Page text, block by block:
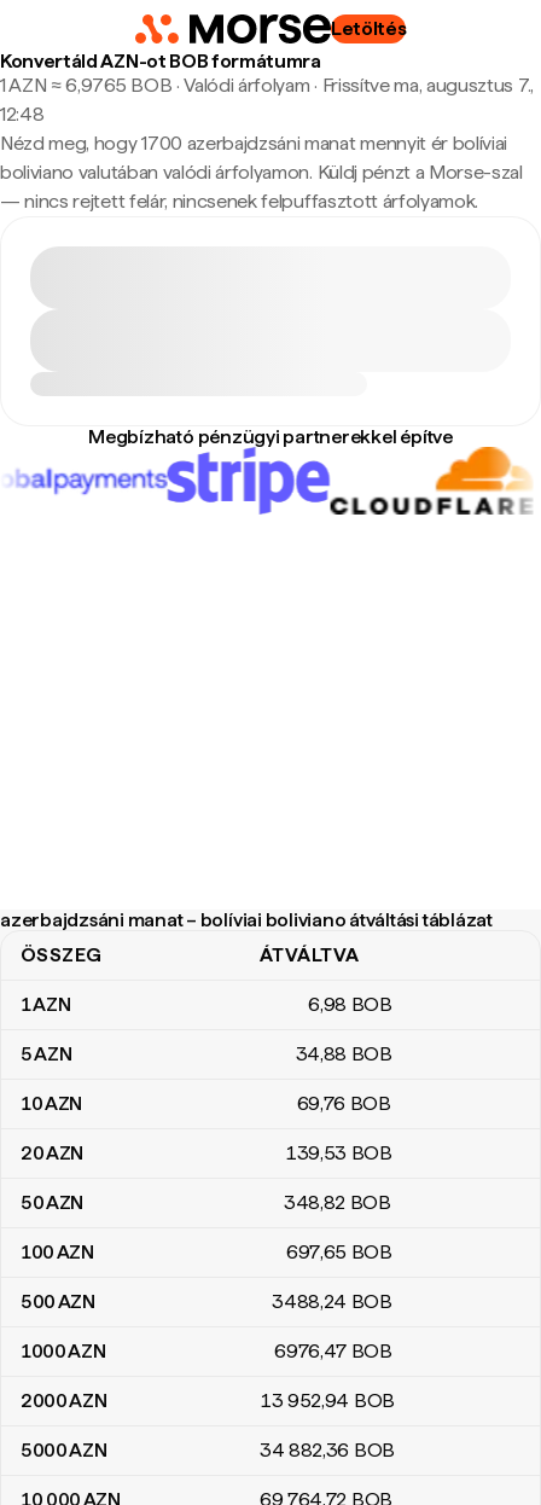
Letöltés
Konvertáld AZN-ot BOB formátumra
1 AZN ≈ 6,9765 BOB · Valódi árfolyam · Frissítve ma, augusztus 7.,
12:48
Nézd meg, hogy 1700 azerbajdzsáni manat mennyit ér bolíviai
boliviano valutában valódi árfolyamon. Küldj pénzt a Morse-szal
— nincs rejtett felár, nincsenek felpuffasztott árfolyamok.
Megbízható pénzügyi partnerekkel építve
azerbajdzsáni manat – bolíviai boliviano átváltási táblázat
azerbajdzsáni manat – bolíviai boliviano átváltási táblázat
ÖSSZEG ÁTVÁLTVA
1AZN 6,98 BOB
5AZN 34,88 BOB
10AZN 69,76 BOB
20AZN 139,53 BOB
50AZN 348,82 BOB
100AZN 697,65 BOB
500AZN 3488,24 BOB
1000AZN 6976,47 BOB
2000AZN 13 952,94 BOB
5000AZN 34 882,36 BOB
10 000AZN 69 764,72 BOB